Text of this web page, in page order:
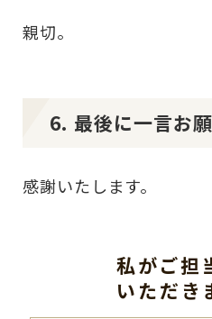
親切。
6. 最後に一言お
感謝いたします。
私がご担
いただき